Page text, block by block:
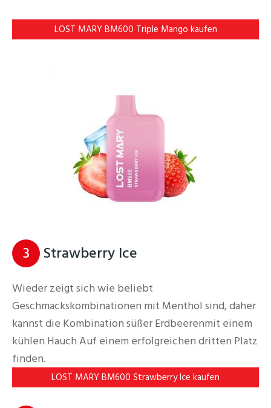
LOST MARY BM600 Triple Mango kaufen
3 Strawberry Ice
Wieder zeigt sich wie beliebt
Geschmackskombinationen mit Menthol sind, daher
kannst die Kombination süßer Erdbeerenmit einem
kühlen Hauch Auf einem erfolgreichen dritten Platz
finden.
LOST MARY BM600 Strawberry Ice kaufen